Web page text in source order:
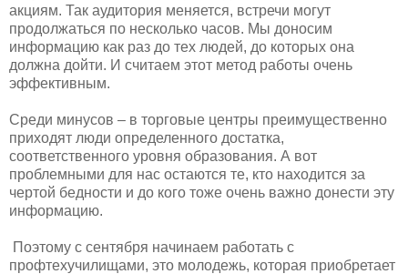
акциям. Так аудитория меняется, встречи могут
продолжаться по несколько часов. Мы доносим
информацию как раз до тех людей, до которых она
должна дойти. И считаем этот метод работы очень
эффективным.
​Среди минусов – в торговые центры преимущественно
приходят люди определенного достатка,
соответственного уровня образования. А вот
проблемными для нас остаются те, кто находится за
чертой бедности и до кого тоже очень важно донести эту
информацию.
​ Поэтому с сентября начинаем работать с
профтехучилищами, это молодежь, которая приобретает